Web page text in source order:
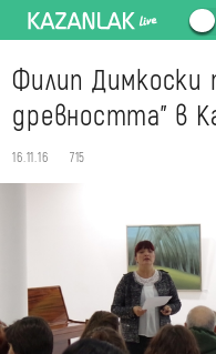
Филип Димкоски
древността" в
16.11.16 715